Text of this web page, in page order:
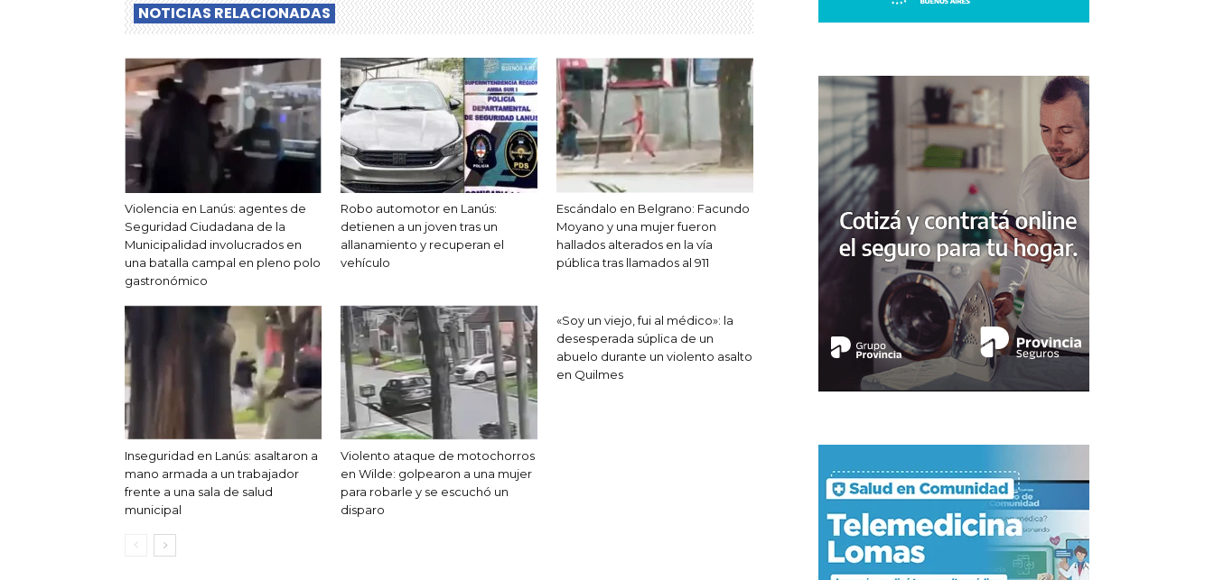
NOTICIAS RELACIONADAS
Violencia en Lanús: agentes de
Seguridad Ciudadana de la
Municipalidad involucrados en
una batalla campal en pleno polo
gastronómico
Robo automotor en Lanús:
detienen a un joven tras un
allanamiento y recuperan el
vehículo
Escándalo en Belgrano: Facundo
Moyano y una mujer fueron
hallados alterados en la vía
pública tras llamados al 911
Inseguridad en Lanús: asaltaron a
mano armada a un trabajador
frente a una sala de salud
municipal
Violento ataque de motochorros
en Wilde: golpearon a una mujer
para robarle y se escuchó un
disparo
«Soy un viejo, fui al médico»: la
desesperada súplica de un
abuelo durante un violento asalto
en Quilmes